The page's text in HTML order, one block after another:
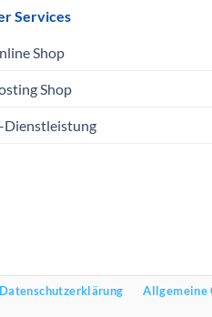
Services
Shop
Shop
Dienstleistung
Datenschutzerklärung Allgemeine